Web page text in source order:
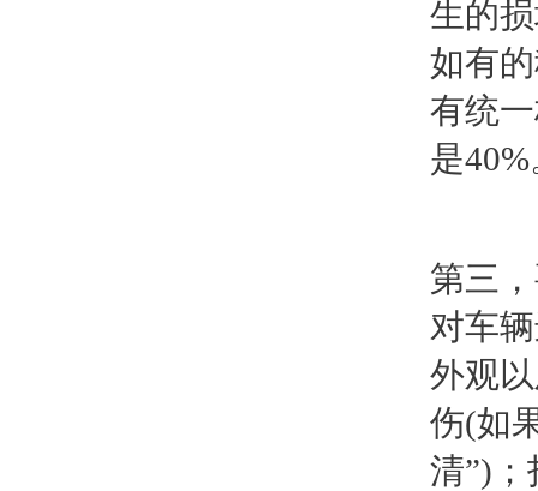
生的
如有
有统
是
第三
对车
外观
伤(如
清”)